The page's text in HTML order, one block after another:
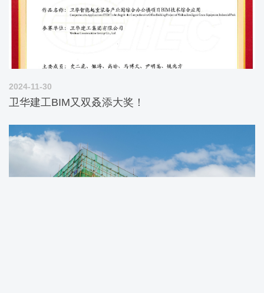
2024-11-30
卫华建工BIM又双叒添大奖！